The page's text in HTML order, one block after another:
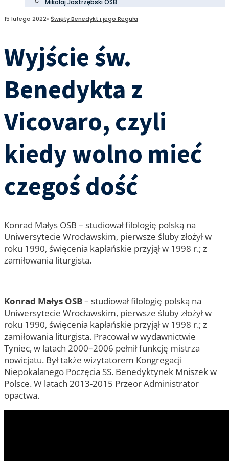
Mikołaj Jastrzębski OSB
15 lutego 2022• Święty Benedykt i jego Reguła
Wyjście św.
Benedykta z
Vicovaro, czyli
kiedy wolno mieć
czegoś dość
Konrad Małys OSB – studiował filologię polską na
Uniwersytecie Wrocławskim, pierwsze śluby złożył w
roku 1990, święcenia kapłańskie przyjął w 1998 r.; z
zamiłowania liturgista.
Konrad Małys OSB– studiował filologię polską na
Uniwersytecie Wrocławskim, pierwsze śluby złożył w
roku 1990, święcenia kapłańskie przyjął w 1998 r.; z
zamiłowania liturgista. Pracował w wydawnictwie
Tyniec, w latach 2000–2006 pełnił funkcję mistrza
nowicjatu. Był także wizytatorem Kongregacji
Niepokalanego Poczęcia SS. Benedyktynek Mniszek w
Polsce. W latach 2013-2015 Przeor Administrator
opactwa.